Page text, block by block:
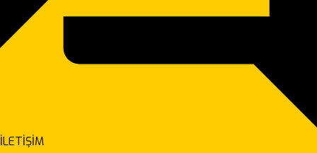
İLETİŞİM